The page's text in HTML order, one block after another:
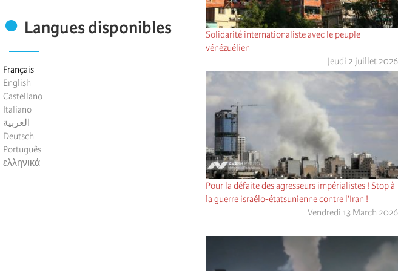
Langues disponibles
Français
English
Castellano
Italiano
العربية
Deutsch
Português
ελληνικά
Solidarité internationaliste avec le peuple
vénézuélien
Jeudi 2 juillet 2026
Pour la défaite des agresseurs impérialistes ! Stop à
la guerre israélo-étatsunienne contre l’Iran !
Vendredi 13 March 2026